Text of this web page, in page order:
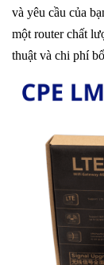
và yêu cầu của
một router chất
thuật và chi phí